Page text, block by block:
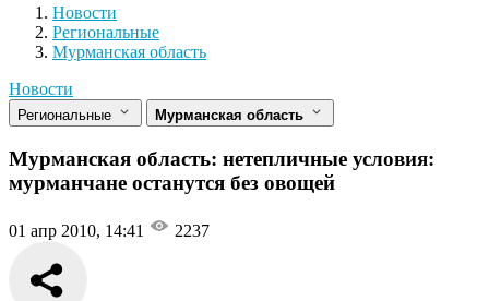
Новости
Разделы
Новости
Региональные
Мурманская область
Новости
Региональные Мурманская область
Мурманская область: нетепличные условия:
мурманчане останутся без овощей
01 апр 2010, 14:41 2237